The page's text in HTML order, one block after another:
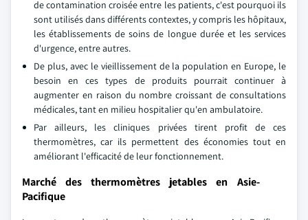
de contamination croisée entre les patients, c'est pourquoi ils
sont utilisés dans différents contextes, y compris les hôpitaux,
les établissements de soins de longue durée et les services
d'urgence, entre autres.
De plus, avec le vieillissement de la population en Europe, le
besoin en ces types de produits pourrait continuer à
augmenter en raison du nombre croissant de consultations
médicales, tant en milieu hospitalier qu'en ambulatoire.
Par ailleurs, les cliniques privées tirent profit de ces
thermomètres, car ils permettent des économies tout en
améliorant l'efficacité de leur fonctionnement.
Marché des thermomètres jetables en Asie-
Pacifique